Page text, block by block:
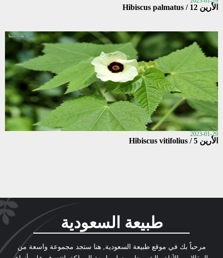
الأرين 12 / Hibiscus palmatus
2023-01-29
الأرين 5 / Hibiscus vitifolius
طبيعة السعودية
مرحباً بك في موقع طبيعة السعودية, هنا ستجد مجموعة واسعة من